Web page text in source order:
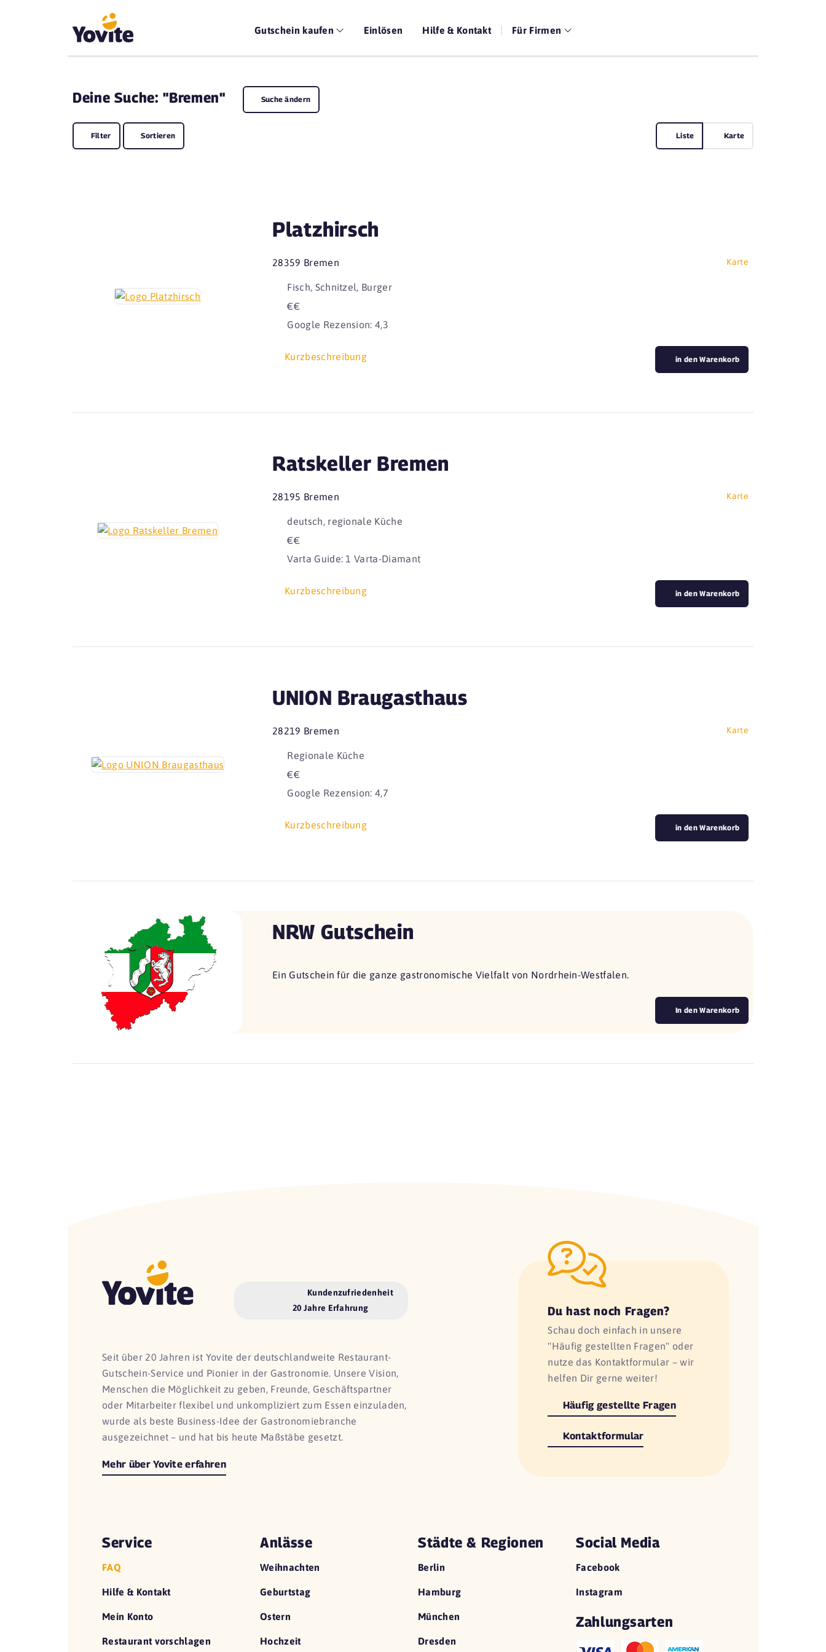
Gutschein kaufen Einlösen Hilfe & Kontakt Für Firmen
Deine Suche: "Bremen" Suche ändern
Filter Sortieren Liste Karte
Platzhirsch
28359 Bremen Karte
Fisch, Schnitzel, Burger
€€
Google Rezension: 4,3
Kurzbeschreibung in den Warenkorb
Ratskeller Bremen
28195 Bremen Karte
deutsch, regionale Küche
€€
Varta Guide: 1 Varta-Diamant
Kurzbeschreibung in den Warenkorb
UNION Braugasthaus
28219 Bremen Karte
Regionale Küche
€€
Google Rezension: 4,7
Kurzbeschreibung in den Warenkorb
NRW Gutschein
Ein Gutschein für die ganze gastronomische Vielfalt von Nordrhein-Westfalen.
In den Warenkorb
Kundenzufriedenheit
20 Jahre Erfahrung
Seit über 20 Jahren ist Yovite der deutschlandweite Restaurant-
Gutschein-Service und Pionier in der Gastronomie. Unsere Vision,
Menschen die Möglichkeit zu geben, Freunde, Geschäftspartner
oder Mitarbeiter flexibel und unkompliziert zum Essen einzuladen,
wurde als beste Business-Idee der Gastronomiebranche
ausgezeichnet – und hat bis heute Maßstäbe gesetzt.
Mehr über Yovite erfahren
Du hast noch Fragen?
Schau doch einfach in unsere
"Häufig gestellten Fragen" oder
nutze das Kontaktformular – wir
helfen Dir gerne weiter!
Häufig gestellte Fragen
Kontaktformular
Service
FAQ
Hilfe & Kontakt
Mein Konto
Restaurant vorschlagen
Anlässe
Weihnachten
Geburtstag
Ostern
Hochzeit
Städte & Regionen
Berlin
Hamburg
München
Dresden
Social Media
Facebook
Instagram
Zahlungsarten